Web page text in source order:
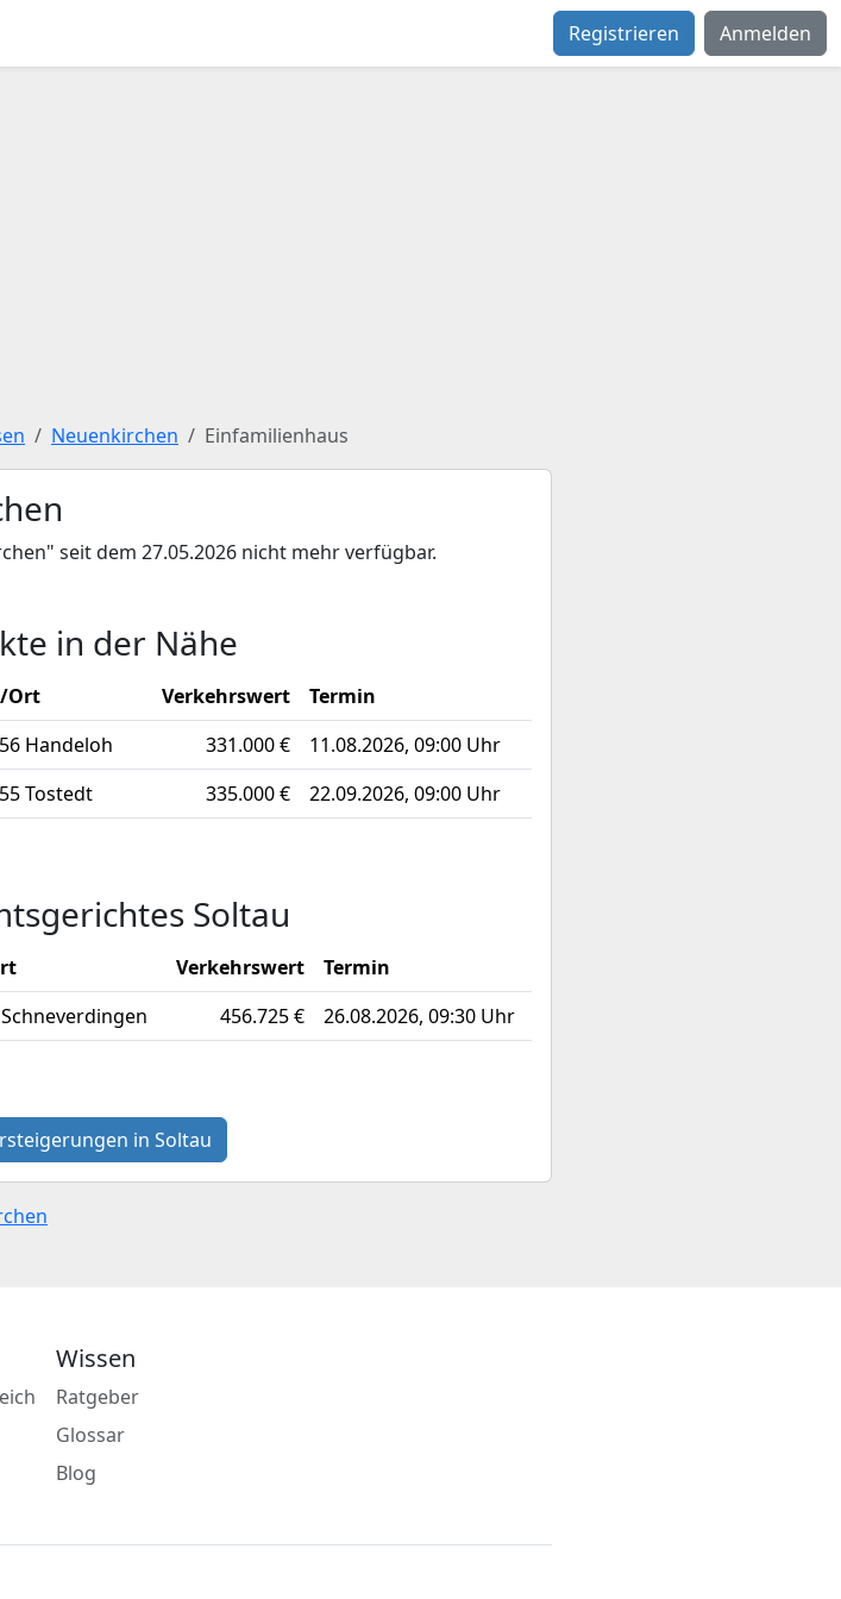
Registrieren Anmelden
Neuenkirchen Einfamilienhaus
seit dem 27.05.2026 nicht mehr verfügbar.
in der Nähe
Ort Verkehrswert
Termin
Handeloh 331.000 €
11.08.2026, 09:00 Uhr
Tostedt 335.000 € 22.09.2026, 09:00 Uhr
Soltau
Verkehrswert
Termin
456.725 € 26.08.2026, 09:30 Uhr
in Soltau
Wissen
Ratgeber
Glossar
Blog